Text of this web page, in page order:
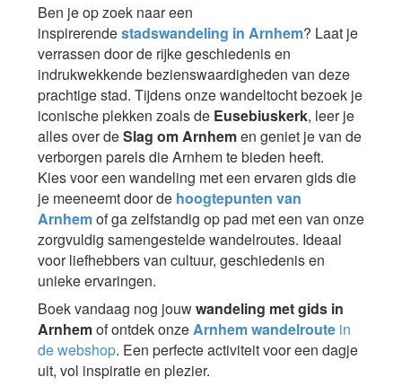
Ben je op zoek naar een
inspirerendestadswandeling in Arnhem? Laat je
verrassen door de rijke geschiedenis en
indrukwekkende bezienswaardigheden van deze
prachtige stad. Tijdens onze wandeltocht bezoek je
iconische plekken zoals de Eusebiuskerk, leer je
alles over deSlag om Arnhemen geniet je van de
verborgen parels die Arnhem te bieden heeft.
Kies voor een wandeling met een ervaren gids die
je meeneemt door de hoogtepunten van
Arnhemof ga zelfstandig op pad met een van onze
zorgvuldig samengestelde wandelroutes. Ideaal
voor liefhebbers van cultuur, geschiedenis en
unieke ervaringen.
Boek vandaag nog jouwwandeling met gids in
Arnhemof ontdek onze Arnhem wandelroute in
de webshop. Een perfecte activiteit voor een dagje
uit, vol inspiratie en plezier.